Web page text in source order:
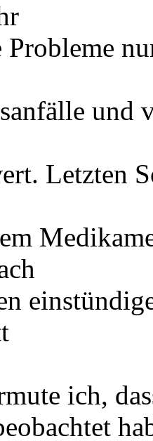
Probleme
und
Letzten
ich,